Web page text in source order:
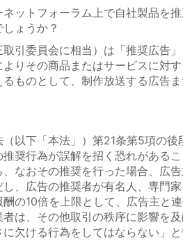
ットフォーラム上で自社製品を
ょうか？
引委員会に相当）は「推奨広告
りその商品またはサービスに対
ものとして、制作放送する広告
以下「本法」）第21条第5項の後
奨行為が誤解を招く恐れがあるこ
なおその推奨を行った場合、広
、広告の推奨者が有名人、専門
の10倍を上限として、広告主と
は、その他取引の秩序に影響を
に欠ける行為をしてはならない」